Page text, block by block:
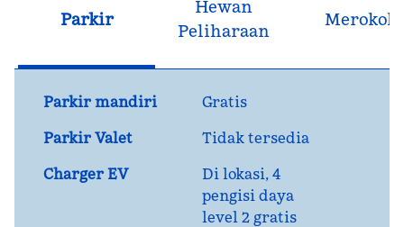
Parkir
Hewan
Peliharaan
Merokok
Parkir mandiri
Gratis
Parkir Valet
Tidak tersedia
Charger EV
Di lokasi, 4
pengisi daya
level 2 gratis